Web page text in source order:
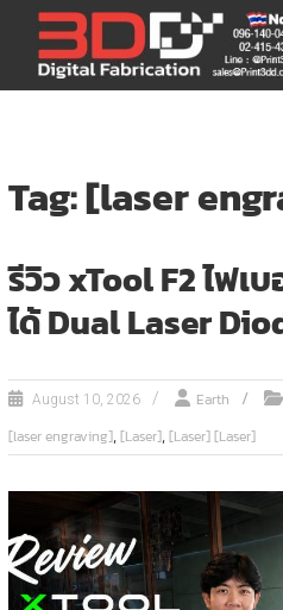
content
3DD DIGITAL
เครื่องพิมพ์3มิติ สแกนเ
เลเซอร์
Tag: [laser
รีวิว xTool F2 ไฟเ
ได้ Dual Laser
August 10, 2026 Earth
[laser engraving],[Laser],[Laser] [Laser]